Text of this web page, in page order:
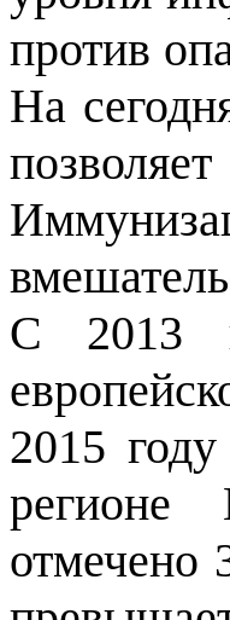
против
На
С 2013
2015
регионе
отмечено